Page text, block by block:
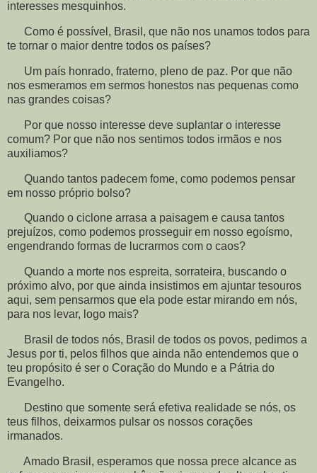
interesses mesquinhos.
Como é possível, Brasil, que não nos unamos todos para
te tornar o maior dentre todos os países?
Um país honrado, fraterno, pleno de paz. Por que não
nos esmeramos em sermos honestos nas pequenas como
nas grandes coisas?
Por que nosso interesse deve suplantar o interesse
comum? Por que não nos sentimos todos irmãos e nos
auxiliamos?
Quando tantos padecem fome, como podemos pensar
em nosso próprio bolso?
Quando o ciclone arrasa a paisagem e causa tantos
prejuízos, como podemos prosseguir em nosso egoísmo,
engendrando formas de lucrarmos com o caos?
Quando a morte nos espreita, sorrateira, buscando o
próximo alvo, por que ainda insistimos em ajuntar tesouros
aqui, sem pensarmos que ela pode estar mirando em nós,
para nos levar, logo mais?
Brasil de todos nós, Brasil de todos os povos, pedimos a
Jesus por ti, pelos filhos que ainda não entendemos que o
teu propósito é ser o Coração do Mundo e a Pátria do
Evangelho.
Destino que somente será efetiva realidade se nós, os
teus filhos, deixarmos pulsar os nossos corações
irmanados.
Amado Brasil, esperamos que nossa prece alcance as